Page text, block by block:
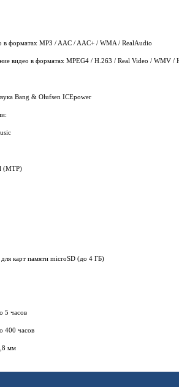
в форматах MP3 / AAC / AAC+ / WMA / RealAudio
видео в форматах MPEG4 / H.263 / Real Video / WMV /
Bang & Olufsen ICEpower
(MTP)
карт памяти microSD (до 4 ГБ)
5 часов
400 часов
мм